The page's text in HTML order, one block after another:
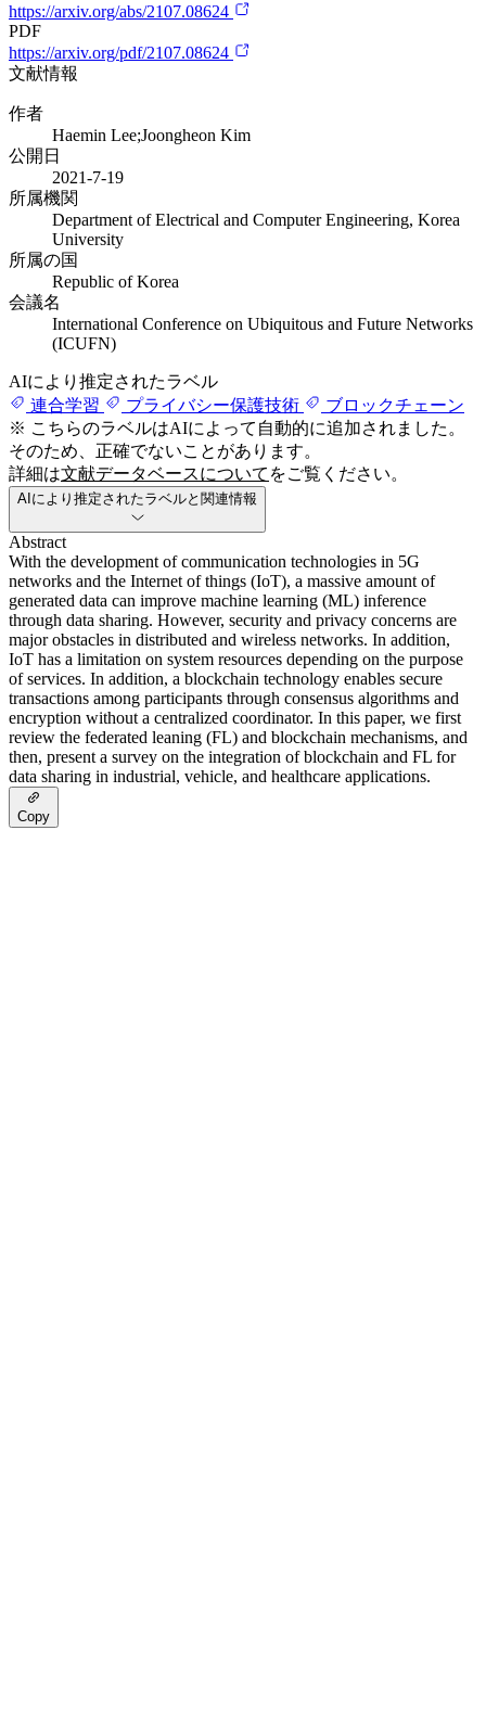
https://arxiv.org/abs/2107.08624
PDF
https://arxiv.org/pdf/2107.08624
文献情報
作者
Haemin Lee;Joongheon Kim
公開日
2021-7-19
所属機関
Department of Electrical and Computer Engineering, Korea
University
所属の国
Republic of Korea
会議名
International Conference on Ubiquitous and Future Networks
(ICUFN)
AIにより推定されたラベル
連合学習
プライバシー保護技術
ブロックチェーン
※ こちらのラベルはAIによって自動的に追加されました。
そのため、正確でないことがあります。
詳細は文献データベースについて をご覧ください。
AIにより推定されたラベルと関連情報
Abstract
With the development of communication technologies in 5G
networks and the Internet of things (IoT), a massive amount of
generated data can improve machine learning (ML) inference
through data sharing. However, security and privacy concerns are
major obstacles in distributed and wireless networks. In addition,
IoT has a limitation on system resources depending on the purpose
of services. In addition, a blockchain technology enables secure
transactions among participants through consensus algorithms and
encryption without a centralized coordinator. In this paper, we first
review the federated leaning (FL) and blockchain mechanisms, and
then, present a survey on the integration of blockchain and FL for
data sharing in industrial, vehicle, and healthcare applications.
Copy